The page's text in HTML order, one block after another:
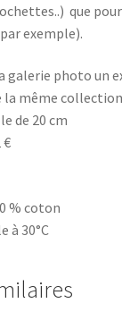
que
exemple).
galerie photo un
la même
de 20 cm
€
% coton
à 30°C